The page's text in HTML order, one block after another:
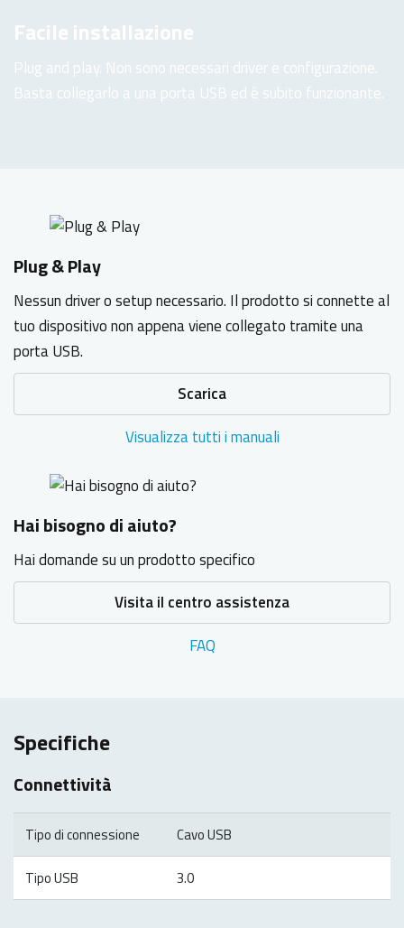
Facile installazione
Plug and play. Non sono necessari driver e configurazione.
Basta collegarlo a una porta USB ed è subito funzionante.
Plug & Play
Nessun driver o setup necessario. Il prodotto si connette al
tuo dispositivo non appena viene collegato tramite una
porta USB.
Scarica
Visualizza tutti i manuali
Hai bisogno di aiuto?
Hai domande su un prodotto specifico
Visita il centro assistenza
FAQ
Specifiche
Connettività
Tipo di connessione Cavo USB
Tipo USB 3.0